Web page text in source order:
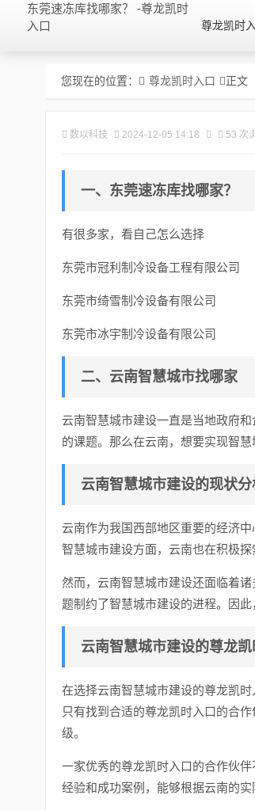
东莞速冻库找哪家？ -尊龙凯时
入口
尊龙凯时
您现在的位置： 尊龙凯时入口 正文
数以科技 2024-12-05 14:18 53 次
一、东莞速冻库找哪家？
有很多家，看自己怎么选择
东莞市冠利制冷设备工程有限公司
东莞市绮雪制冷设备有限公司
东莞市冰宇制冷设备有限公司
二、云南智慧城市找哪家
云南智慧城市建设一直是当地政府
的课题。那么在云南，想要实现智
云南智慧城市建设的现状分
云南作为我国西部地区重要的经济
智慧城市建设方面，云南也在积极
然而，云南智慧城市建设还面临着
题制约了智慧城市建设的进程。因
云南智慧城市建设的尊龙
在选择云南智慧城市建设的尊龙凯
只有找到合适的尊龙凯时入口的合
级。
一家优秀的尊龙凯时入口的合作伙
经验和成功案例，能够根据云南的